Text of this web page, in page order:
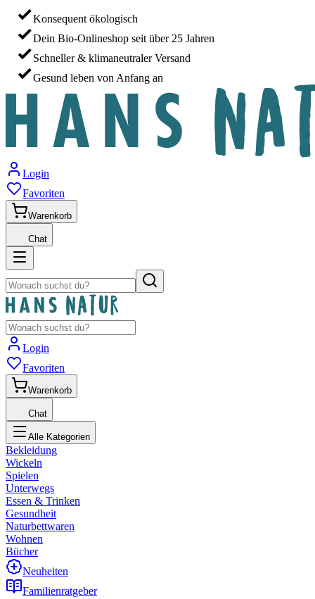
Konsequent ökologisch
Dein Bio-Onlineshop seit über 25 Jahren
Schneller & klimaneutraler Versand
Gesund leben von Anfang an
Login
Favoriten
Warenkorb
Chat
Login
Favoriten
Warenkorb
Chat
Alle Kategorien
Bekleidung
Wickeln
Spielen
Unterwegs
Essen & Trinken
Gesundheit
Naturbettwaren
Wohnen
Bücher
Neuheiten
Familienratgeber